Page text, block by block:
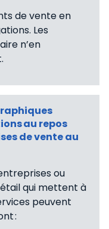
de vente en
Les
n’en
au repos
de vente au
ou
qui mettent à
peuvent
: